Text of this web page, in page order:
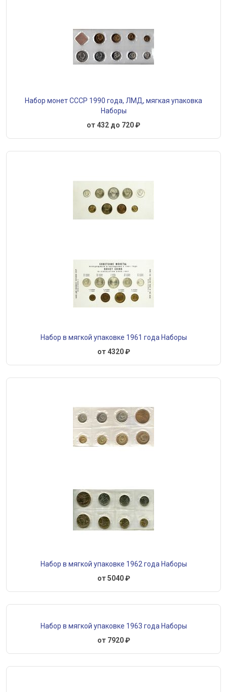
Набор монет СССР 1990 года, ЛМД, мягкая упаковка
Наборы
от 432 до 720 ₽
Набор в мягкой упаковке 1961 года Наборы
от 4320 ₽
Набор в мягкой упаковке 1962 года Наборы
от 5040 ₽
Набор в мягкой упаковке 1963 года Наборы
от 7920 ₽